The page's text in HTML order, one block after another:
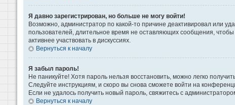
Я давно зарегистрирован, но больше не могу войти!
Возможно, администратор по какой-то причине деактивировал или
пользователей, длительное время не оставляющих сообщения,
активнее участвовать в дискуссиях.
Вернуться к началу
Я забыл пароль!
Не паникуйте! Хотя пароль нельзя восстановить, можно легко
Следуйте инструкциям, и скоро вы снова сможете войти на
Если не удалось получить новый пароль, свяжитесь с
Вернуться к началу